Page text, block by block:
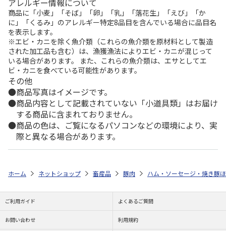
アレルギー情報について
商品に「小麦」「そば」「卵」「乳」「落花生」「えび」「か
に」「くるみ」のアレルギー特定8品目を含んでいる場合に品目名
を表示します。
※エビ・カニを除く魚介類（これらの魚介類を原材料として製造
された加工品も含む）は、漁獲漁法によりエビ・カニが混じって
いる場合があります。 また、これらの魚介類は、エサとしてエ
ビ・カニを食べている可能性があります。
その他
商品写真はイメージです。
商品内容として記載されていない「小道具類」はお届け
する商品に含まれておりません。
商品の色は、ご覧になるパソコンなどの環境により、実
際と異なる場合があります。
ホーム ネットショップ 畜産品 豚肉 ハム・ソーセージ・焼き豚
ご利用ガイド よくあるご質問
お問い合わせ 利用規約